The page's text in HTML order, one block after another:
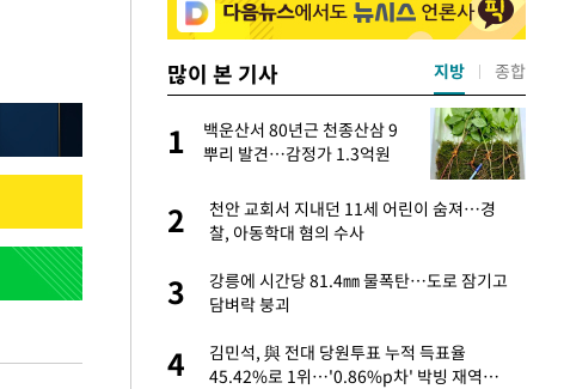
많이 본 기사
출
절 태극기 현수막에
1
백운산서 80년근 천종산삼 9
뿌리 발견…감정가 1.3억원
2
천안 교회서 지내던 11세 어린이 숨져…경
찰, 아동학대 혐의 수사
3
강릉에 시간당 81.4㎜ 물폭탄…도로 잠기고
담벼락 붕괴
4
김민석, 與 전대 당원투표 누적 득표율
45.42%로 1위…'0.86%p차' 박빙 재역전
지방 종합